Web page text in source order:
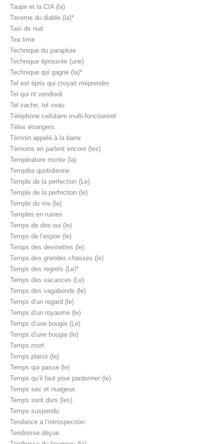
Taupe et la CIA (la)
Taverne du diable (la)*
Taxi de nuit
Tea time
Technique du parapluie
Technique éprouvée (une)
Technique qui gagne (la)*
Tel est épris qui croyait méprendre
Tel qui rit vendredi
Tel vache, tel veau
Téléphone cellulaire multi-fonctionnel
Télex étrangers
Témoin appelé à la barre
Témoins en parlent encore (les)
Température monte (la)
Tempête quotidienne
Temple de la perfection (Le)
Temple de la perfection (le)
Temple du rire (le)
Temples en ruines
Temps de dire oui (le)
Temps de l’espoir (le)
Temps des devinettes (le)
Temps des grandes chasses (le)
Temps des regrets (Le)*
Temps des vacances (Le)
Temps des vagabonds (le)
Temps d’un regard (le)
Temps d’un royaume (le)
Temps d’une bougie (Le)
Temps d’une bougie (le)
Temps mort
Temps plaisir (le)
Temps qui passe (le)
Temps qu’il faut pour pardonner (le)
Temps sec et nuageux
Temps sont durs (les)
Temps suspendu
Tendance à l’introspection
Tendresse déçue